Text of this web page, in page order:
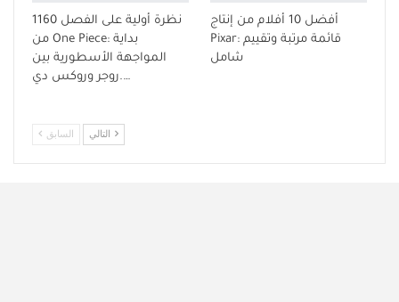
نظرة أولية على الفصل 1160
من One Piece: بداية
المواجهة الأسطورية بين
روجر وروكس دي.…
أفضل 10 أفلام من إنتاج
Pixar: قائمة مرتبة وتقييم
شامل
السابق